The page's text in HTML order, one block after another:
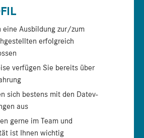
eine Ausbildung zur/zum
erfolgreich
verfügen Sie bereits über
sich bestens mit den Datev-
aus
gerne im Team und
ist Ihnen wichtig